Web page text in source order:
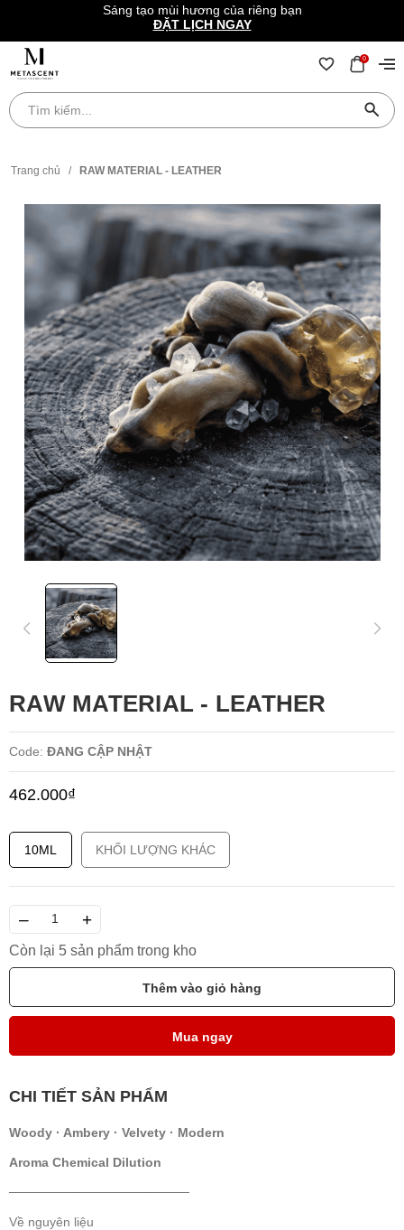
Sáng tạo mùi hương của riêng bạn
ĐẶT LỊCH NGAY
0
Trang chủ / RAW MATERIAL - LEATHER
RAW MATERIAL - LEATHER
Code: ĐANG CẬP NHẬT
462.000₫
10ML KHỐI LƯỢNG KHÁC
– +
Còn lại 5 sản phẩm trong kho
Thêm vào giỏ hàng
Mua ngay
CHI TIẾT SẢN PHẨM
Woody · Ambery · Velvety · Modern
Aroma Chemical Dilution
────────────────────
Về nguyên liệu